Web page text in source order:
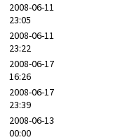
2008-06-11
23:05
2008-06-11
23:22
2008-06-17
16:26
2008-06-17
23:39
2008-06-13
00:00